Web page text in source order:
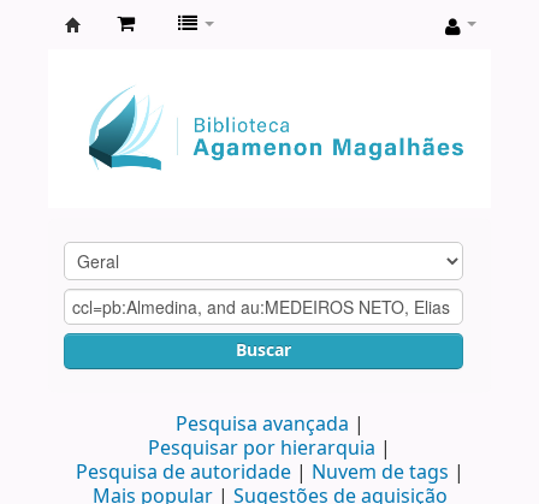
Agamenon
Magalhães
Buscar
Pesquisa avançada
Pesquisar por hierarquia
Pesquisa de autoridade
Nuvem de tags
Mais popular
Sugestões de aquisição